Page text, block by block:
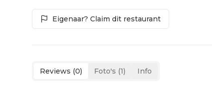
Eigenaar? Claim dit restaurant
Reviews (0) Foto's (1) Info